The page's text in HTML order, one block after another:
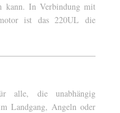
kann. In Verbindung mit
ist das 220UL die
alle, die unabhängig
Landgang, Angeln oder